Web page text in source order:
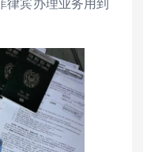
律宾办理业务用到